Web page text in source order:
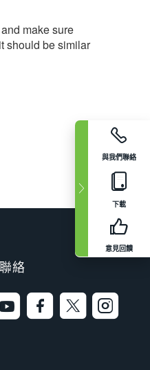
與我們聯絡
下載
意見回饋
make sure
should be similar
絡